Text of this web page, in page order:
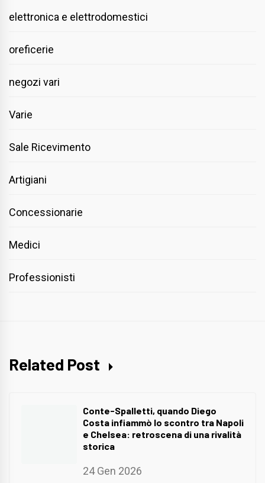
elettronica e elettrodomestici
oreficerie
negozi vari
Varie
Sale Ricevimento
Artigiani
Concessionarie
Medici
Professionisti
Related Post
Conte-Spalletti, quando Diego
Costa infiammò lo scontro tra Napoli
e Chelsea: retroscena di una rivalità
storica
24 Gen 2026